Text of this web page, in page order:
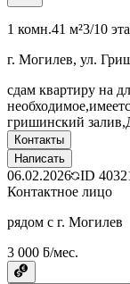
1 комн.41 м²3/10
г. Могилев, ул.
сдам квартиру на
гришинский
Контакты
Написать
06.02.2026 ID
Контактное лицо
рядом с г. Могилев
3 000 ƃ/мес.